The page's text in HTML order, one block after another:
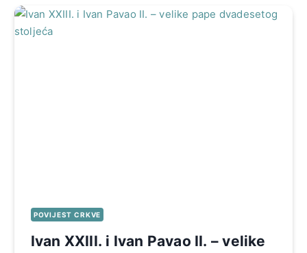
POVIJEST CRKVE
Ivan XXIII. i Ivan Pavao II. – velike